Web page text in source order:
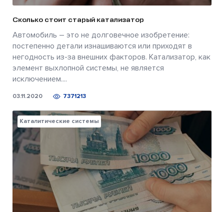
Сколько стоит старый катализатор
Автомобиль – это не долговечное изобретение:
постепенно детали изнашиваются или приходят в
негодность из-за внешних факторов. Катализатор, как
элемент выхлопной системы, не является
исключением....
03.11.2020 7371213
Каталитические системы